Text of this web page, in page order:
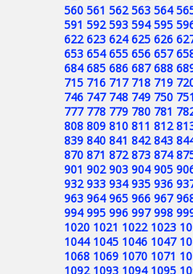
560 561 562 563 564
591 592 593 594 595
622 623 624 625 626
653 654 655 656 657
684 685 686 687 688
715 716 717 718 719
746 747 748 749 750 751
777 778 779 780 781
808 809 810 811 812
839 840 841 842 843
870 871 872 873 874
901 902 903 904 905
932 933 934 935 936
963 964 965 966 967
994 995 996 997 998
1020 1021 1022 1023
1044 1045 1046 1047
1068 1069 1070 1071
1092 1093 1094 1095